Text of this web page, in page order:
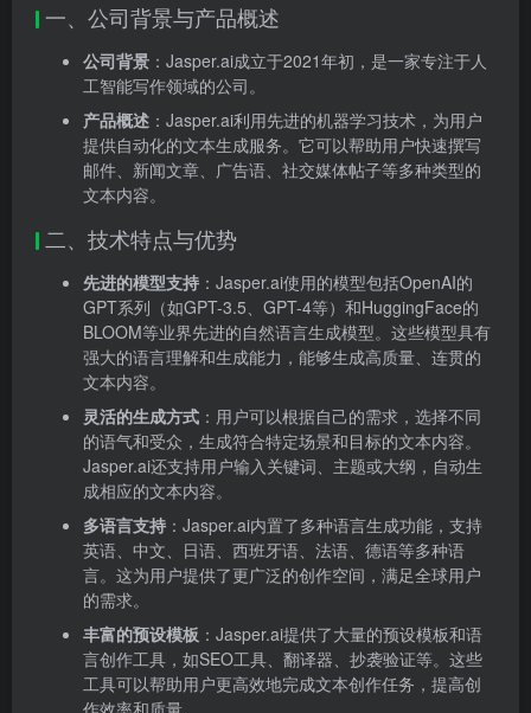
一、公司背景与产品概述
公司背景 ：Jasper.ai成立于2021年初，是一家专注于人
工智能写作领域的公司。
产品概述 ：Jasper.ai利用先进的机器学习技术，为用户
提供自动化的文本生成服务。它可以帮助用户快速撰写
邮件、新闻文章、广告语、社交媒体帖子等多种类型的
文本内容。
二、技术特点与优势
先进的模型支持 ：Jasper.ai使用的模型包括OpenAI的
GPT系列（如GPT-3.5、GPT-4等）和HuggingFace的
BLOOM等业界先进的自然语言生成模型。这些模型具有
强大的语言理解和生成能力，能够生成高质量、连贯的
文本内容。
灵活的生成方式 ：用户可以根据自己的需求，选择不同
的语气和受众，生成符合特定场景和目标的文本内容。
Jasper.ai还支持用户输入关键词、主题或大纲，自动生
成相应的文本内容。
多语言支持 ：Jasper.ai内置了多种语言生成功能，支持
英语、中文、日语、西班牙语、法语、德语等多种语
言。这为用户提供了更广泛的创作空间，满足全球用户
的需求。
丰富的预设模板 ：Jasper.ai提供了大量的预设模板和语
言创作工具，如SEO工具、翻译器、抄袭验证等。这些
工具可以帮助用户更高效地完成文本创作任务，提高创
作效率和质量。